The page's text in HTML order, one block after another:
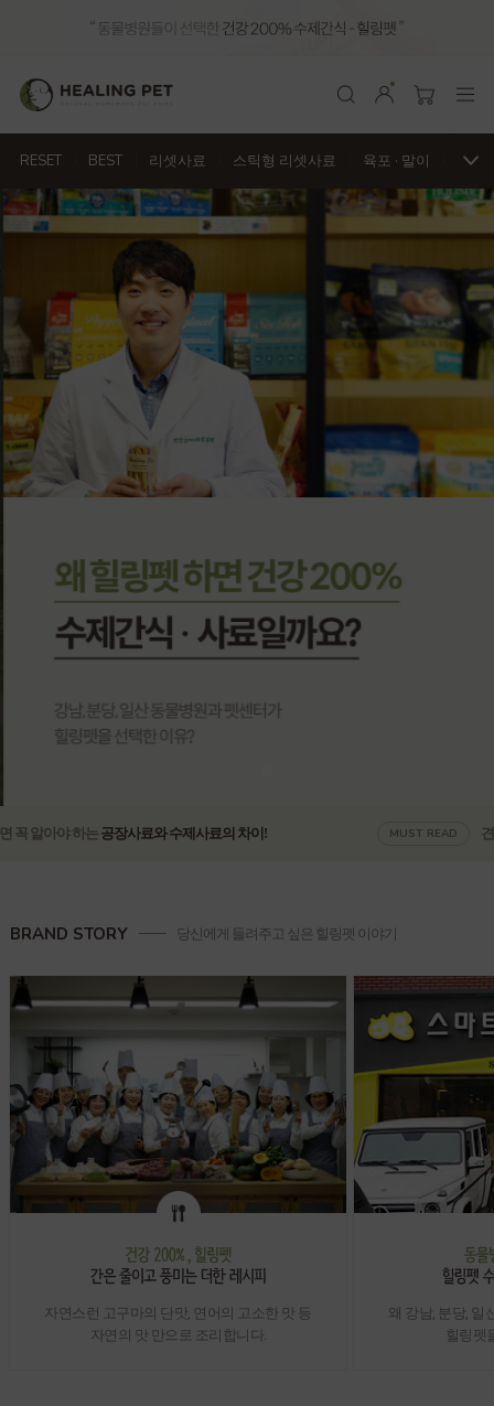
RESET BEST 리셋사료 스틱형 리셋사료 육포 · 말이 천연
견주라면 꼭 알아야 하는공장사료와 수제사료의 차이! MUST
BRAND STORY 당신에게 들려주고 싶은 힐링펫 이야기
자연스런 고구마의 단맛, 연어의 고소한 맛 등
자연의 맛 만으로 조리합니다.
왜 강남, 분당, 일
힐링펫